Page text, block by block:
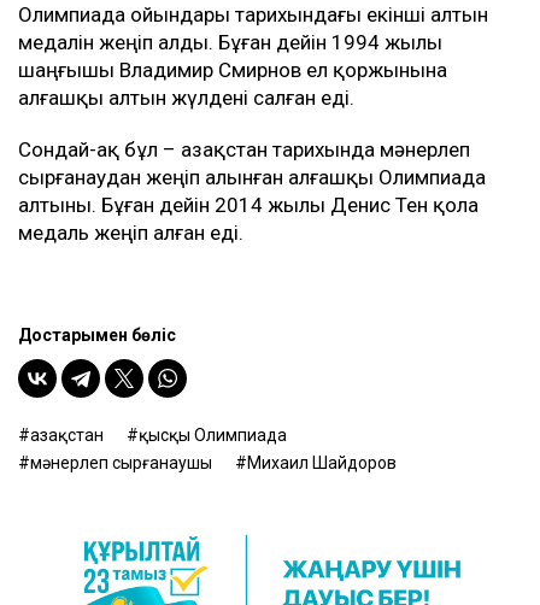
Олимпиада ойындары тарихындағы екінші алтын
медалін жеңіп алды. Бұған дейін 1994 жылы
шаңғышы Владимир Смирнов ел қоржынына
алғашқы алтын жүлдені салған еді.
Сондай-ақ бұл – Қазақстан тарихында мәнерлеп
сырғанаудан жеңіп алынған алғашқы Олимпиада
алтыны. Бұған дейін 2014 жылы Денис Тен қола
медаль жеңіп алған еді.
Достарыңмен бөліс
Қазақстан
қысқы Олимпиада
мәнерлеп сырғанаушы
Михаил Шайдоров